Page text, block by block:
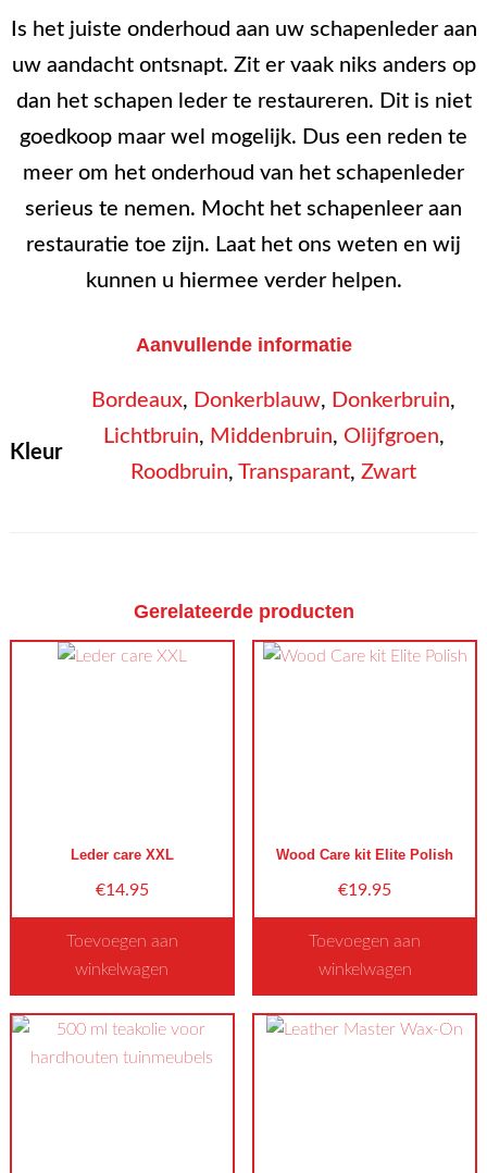
Is het juiste onderhoud aan uw schapenleder aan
uw aandacht ontsnapt. Zit er vaak niks anders op
dan het schapen leder te restaureren. Dit is niet
goedkoop maar wel mogelijk. Dus een reden te
meer om het onderhoud van het schapenleder
serieus te nemen. Mocht het schapenleer aan
restauratie toe zijn. Laat het ons weten en wij
kunnen u hiermee verder helpen.
Aanvullende informatie
Kleur
Bordeaux, Donkerblauw, Donkerbruin,
Lichtbruin, Middenbruin, Olijfgroen,
Roodbruin,Transparant,Zwart
Gerelateerde producten
Leder care XXL
€14.95
Toevoegen aan
winkelwagen
product
heeft
Wood Care kit Elite Polish
€19.95
Toevoegen aan
winkelwagen